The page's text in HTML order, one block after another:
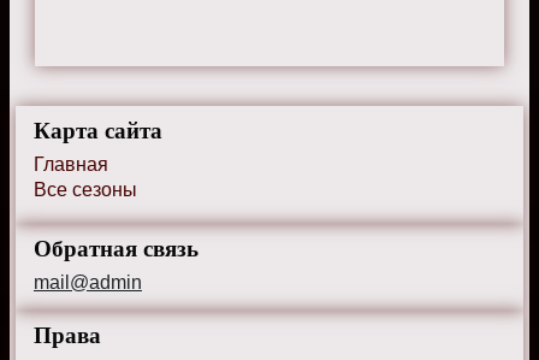
Карта сайта
Главная
Все сезоны
Обратная связь
mail@admin
Права